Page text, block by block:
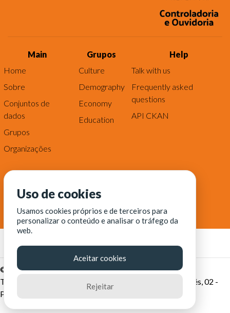
Main
Home
Sobre
Conjuntos de
dados
Grupos
Organizações
Grupos
Culture
Demography
Economy
Education
Help
Talk with us
Frequently asked
questions
API CKAN
© Fortaleza Digital || CITINOVA - Fundação de Ciência,
Tecnologia e Inovação de Fortaleza - Rua dos Tremembés, 02 -
Praia de Iracema - Fortaleza-CE
Uso de cookies
Usamos cookies próprios e de terceiros para
personalizar o conteúdo e analisar o tráfego da
web.
Aceitar cookies
Rejeitar